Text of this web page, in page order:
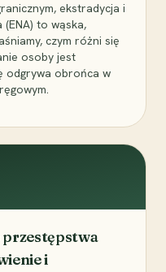
ekstradycja i
to wąska,
czym różni się
osoby jest
odgrywa obrońca w
i